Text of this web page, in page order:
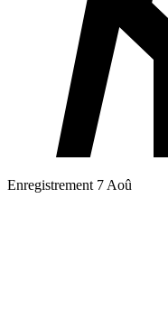
Enregistrement 7 Aoû